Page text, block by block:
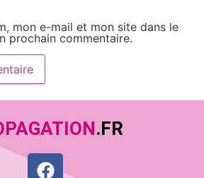
mon e-mail et mon site dans le
prochain commentaire.
.FR